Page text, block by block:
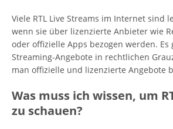
Viele RTL Live Streams im Internet sind
wenn sie über lizenzierte Anbieter wie
oder offizielle Apps bezogen werden. Es
Streaming-Angebote in rechtlichen
man offizielle und lizenzierte Angebote
Was muss ich wissen, um
zu schauen?